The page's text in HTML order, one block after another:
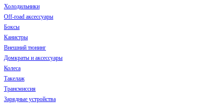
Холодильники
Off-road аксессуары
Боксы
Канистры
Внешний тюнинг
Домкраты и аксессуары
Колеса
Такелаж
Трансмиссия
Зарядные устройства